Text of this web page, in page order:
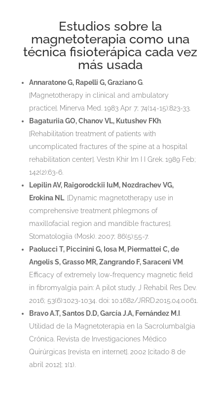
Estudios sobre la
magnetoterapia como una
técnica fisioterápica cada vez
más usada
Annaratone G, Rapelli G, Graziano G.
[Magnetotherapy in clinical and ambulatory
practice]. Minerva Med. 1983 Apr 7; 74(14-15):823-33.
Bagaturiia GO, Chanov VL, Kutushev FKh.
[Rehabilitation treatment of patients with
uncomplicated fractures of the spine at a hospital
rehabilitation center]. Vestn Khir Im I I Grek. 1989 Feb;
142(2):63-6.
Lepilin AV, Raĭgorodckiĭ IuM, Nozdrachev VG,
Erokina NL. [Dynamic magnetotherapy use in
comprehensive treatment phlegmons of
maxillofacial region and mandible fractures].
Stomatologiia (Mosk). 2007; 86(5):55-7.
Paolucci T, Piccinini G, Iosa M, Piermattei C, de
Angelis S, Grasso MR, Zangrando F, Saraceni VM
Efficacy of extremely low-frequency magnetic field
in fibromyalgia pain: A pilot study. J Rehabil Res Dev.
2016; 53(6):1023-1034. doi: 10.1682/JRRD.2015.04.0061.
Bravo A.T, Santos D.D, García J.A, Fernández M.I
Utilidad de la Magnetoterapia en la Sacrolumbalgia
Crónica. Revista de Investigaciones Médico
Quirúrgicas [revista en internet]. 2002 [citado 8 de
abril 2012]; 1(1).